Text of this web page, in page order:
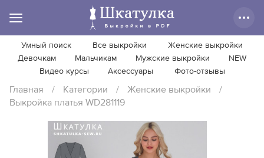
Умный поиск Все выкройки
Женские выкройки
Девочкам
Мальчикам Мужские выкройки
NEW
Видео курсы
Аксессуары Фото-отзывы
Главная / Категории / Женские выкройки
/
Выкройка платья WD281119